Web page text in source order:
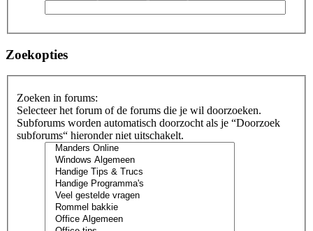
Zoekopties
Zoeken in forums:
Selecteer het forum of de forums die je wil doorzoeken.
Subforums worden automatisch doorzocht als je “Doorzoek
subforums“ hieronder niet uitschakelt.